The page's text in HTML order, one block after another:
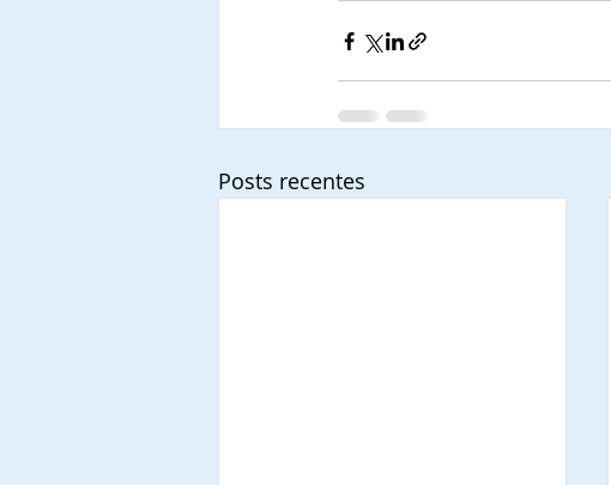
Posts recentes